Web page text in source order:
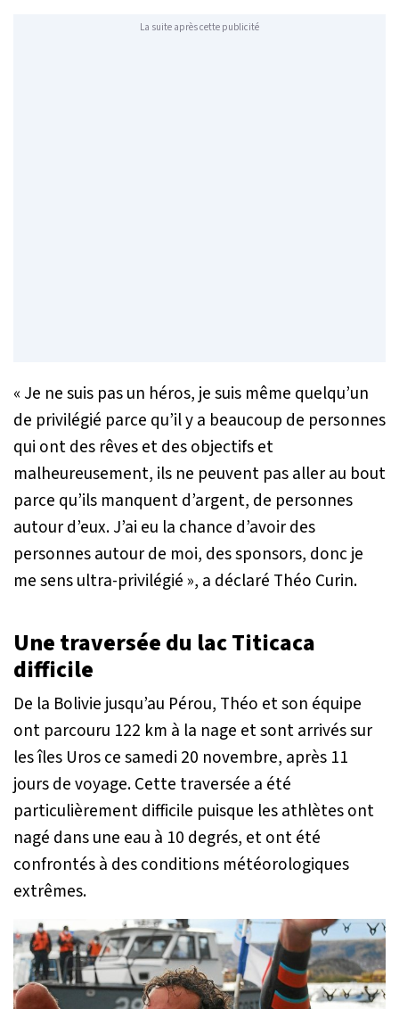
La suite après cette publicité
« Je ne suis pas un héros, je suis même quelqu’un
de privilégié parce qu’il y a beaucoup de personnes
qui ont des rêves et des objectifs et
malheureusement, ils ne peuvent pas aller au bout
parce qu’ils manquent d’argent, de personnes
autour d’eux. J’ai eu la chance d’avoir des
personnes autour de moi, des sponsors, donc je
me sens ultra-privilégié », a déclaré Théo Curin.
Une traversée du lac Titicaca
difficile
De la Bolivie jusqu’au Pérou, Théo et son équipe
ont parcouru 122 km à la nage et sont arrivés sur
les îles Uros ce samedi 20 novembre, après 11
jours de voyage. Cette traversée a été
particulièrement difficile puisque les athlètes ont
nagé dans une eau à 10 degrés, et ont été
confrontés à des conditions météorologiques
extrêmes.